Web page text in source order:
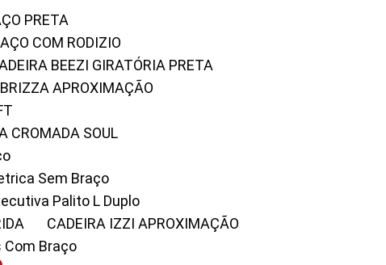
PRETA
COM RODIZIO
BEEZI GIRATÓRIA PRETA
BRIZZA APROXIMAÇÃO
CROMADA SOUL
Sem Braço
Palito L Duplo
CADEIRA IZZI APROXIMAÇÃO
Com Braço